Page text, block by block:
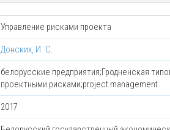
Управление рисками проекта
Донских, И. С.
белорусские предприятия;Гродненская
проектными рисками;project management
2017